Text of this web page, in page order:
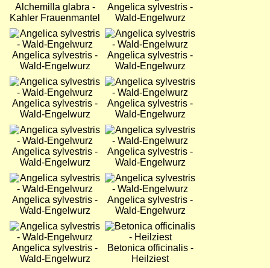
Alchemilla glabra -
Kahler Frauenmantel
Angelica sylvestris -
Wald-Engelwurz
Bild
Angelica sylvestris -
Wald-Engelwurz
Bild
Angelica sylvestris -
Wald-Engelwurz
Bild
Angelica sylvestris -
Wald-Engelwurz
Bild
Angelica sylvestris -
Wald-Engelwurz
Bild
Angelica sylvestris -
Wald-Engelwurz
Bild
Angelica sylvestris -
Wald-Engelwurz
Bild
Angelica sylvestris -
Wald-Engelwurz
Bild
Angelica sylvestris -
Wald-Engelwurz
Bild
Angelica sylvestris -
Wald-Engelwurz
Bild
Betonica officinalis -
Heilziest